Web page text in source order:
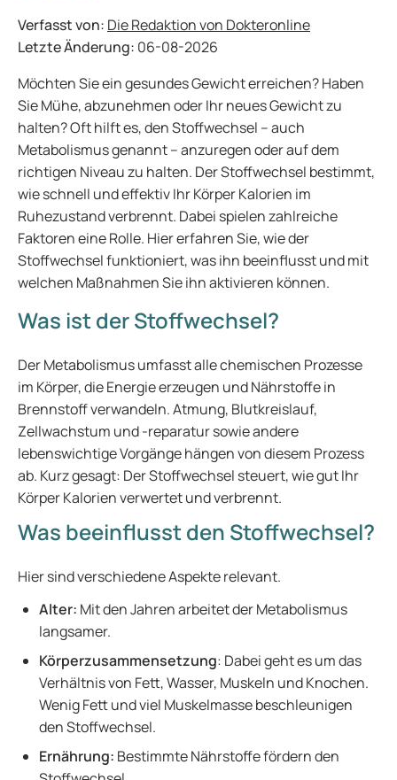
Verfasst von: Die Redaktion von Dokteronline
Letzte Änderung: 06-08-2026
Möchten Sie ein gesundes Gewicht erreichen? Haben
Sie Mühe, abzunehmen oder Ihr neues Gewicht zu
halten? Oft hilft es, den Stoffwechsel – auch
Metabolismus genannt – anzuregen oder auf dem
richtigen Niveau zu halten. Der Stoffwechsel bestimmt,
wie schnell und effektiv Ihr Körper Kalorien im
Ruhezustand verbrennt. Dabei spielen zahlreiche
Faktoren eine Rolle. Hier erfahren Sie, wie der
Stoffwechsel funktioniert, was ihn beeinflusst und mit
welchen Maßnahmen Sie ihn aktivieren können.
Was ist der Stoffwechsel?
Der Metabolismus umfasst alle chemischen Prozesse
im Körper, die Energie erzeugen und Nährstoffe in
Brennstoff verwandeln. Atmung, Blutkreislauf,
Zellwachstum und -reparatur sowie andere
lebenswichtige Vorgänge hängen von diesem Prozess
ab. Kurz gesagt: Der Stoffwechsel steuert, wie gut Ihr
Körper Kalorien verwertet und verbrennt.
Was beeinflusst den Stoffwechsel?
Hier sind verschiedene Aspekte relevant.
Alter: Mit den Jahren arbeitet der Metabolismus
langsamer.
Körperzusammensetzung: Dabei geht es um das
Verhältnis von Fett, Wasser, Muskeln und Knochen.
Wenig Fett und viel Muskelmasse beschleunigen
den Stoffwechsel.
Ernährung: Bestimmte Nährstoffe fördern den